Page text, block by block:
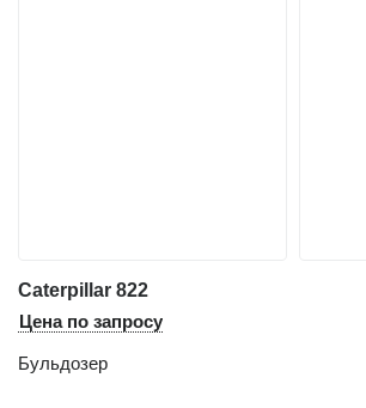
Caterpillar 822
Цена по запросу
Бульдозер